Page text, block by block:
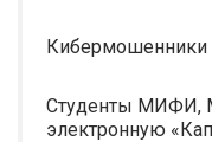
Кибермошенники
Студенты МИФИ,
электронную